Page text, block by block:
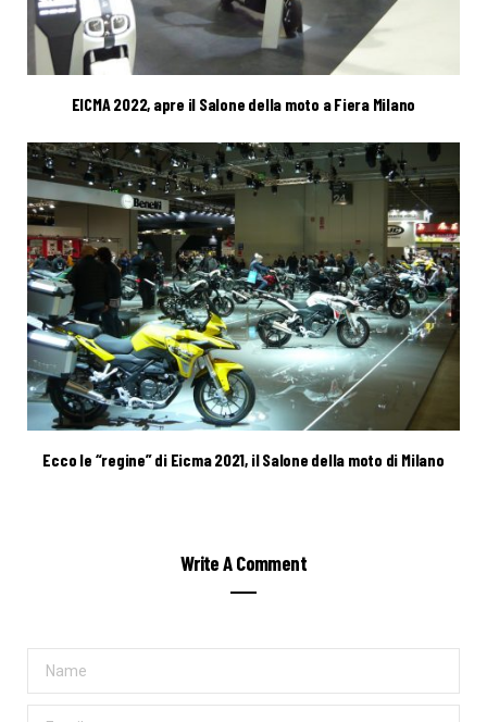
EICMA 2022, apre il Salone della moto a Fiera Milano
Ecco le “regine” di Eicma 2021, il Salone della moto di Milano
Write A Comment